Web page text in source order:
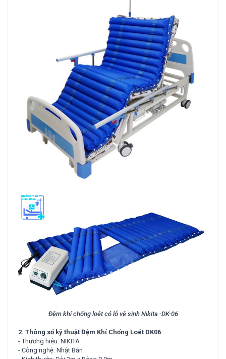
Đệm khí chống loét có lỗ vệ sinh Nikita -DK-06
2. Thông số kỹ thuật Đệm Khí Chống Loét DK06
- Thương hiệu: NIKITA
- Công nghệ: Nhật Bản